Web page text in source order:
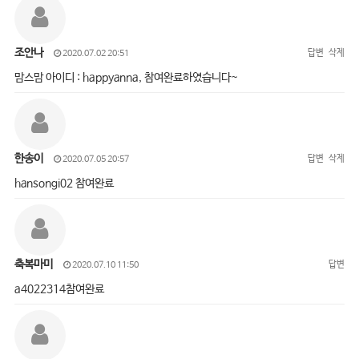
조안나 2020.07.02 20:51 답변 삭제
맘스맘 아이디 : happyanna, 참여완료하였습니다~
한송이 2020.07.05 20:57 답변 삭제
hansongi02 참여완료
축복마미 2020.07.10 11:50 답변
a4022314참여완료